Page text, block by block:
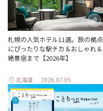
札幌の人気ホテル11選。旅の拠点
にぴったりな駅チカ＆おしゃれ＆
絶景宿まで【2026年】
北海道 2026.07.05